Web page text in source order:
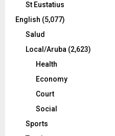
St Eustatius
English (5,077)
Salud
Local/Aruba (2,623)
Health
Economy
Court
Social
Sports